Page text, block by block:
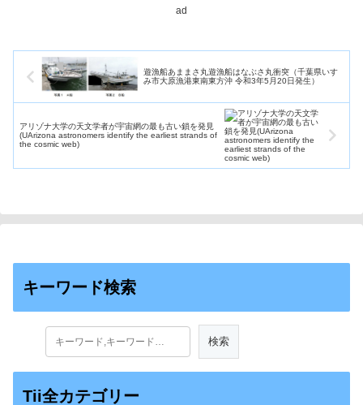
ad
遊漁船あままさ丸遊漁船はなぶさ丸衝突（千葉県いす
み市大原漁港東南東方沖 令和3年5月20日発生）
アリゾナ大学の天文学者が宇宙網の最も古い鎖を発見
(UArizona astronomers identify the earliest strands of
the cosmic web)
キーワード検索
Tii全カテゴリー